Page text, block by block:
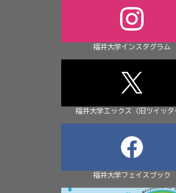
福井大学インスタグラム
福井大学エックス（旧ツイッタ
福井大学フェイスブック